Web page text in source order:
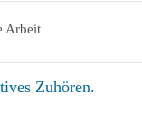
Arbeit
Zuhören.